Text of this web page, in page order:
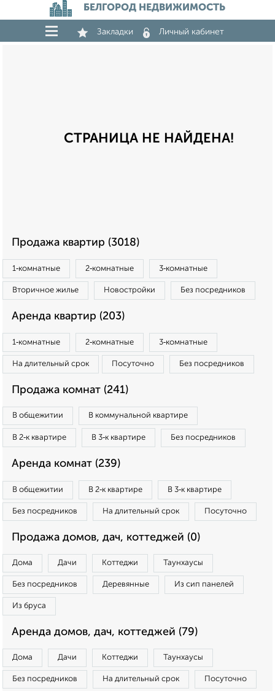
БЕЛГОРОД НЕДВИЖИМОСТЬ
Закладки Личный кабинет
СТРАНИЦА НЕ НАЙДЕНА!
Продажа квартир (3018)
1‑комнатные 2‑комнатные 3‑комнатные
Вторичное жилье Новостройки Без посредников
Аренда квартир (203)
1‑комнатные 2‑комнатные 3‑комнатные
На длительный срок Посуточно Без посредников
Продажа комнат (241)
В общежитии В коммунальной квартире
В 2‑к квартире В 3‑к квартире Без посредников
Аренда комнат (239)
В общежитии В 2‑к квартире В 3‑к квартире
Без посредников На длительный срок Посуточно
Продажа домов, дач, коттеджей (0)
Дома Дачи Коттеджи Таунхаусы
Без посредников Деревянные Из сип панелей
Из бруса
Аренда домов, дач, коттеджей (79)
Дома Дачи Коттеджи Таунхаусы
Без посредников На длительный срок Посуточно